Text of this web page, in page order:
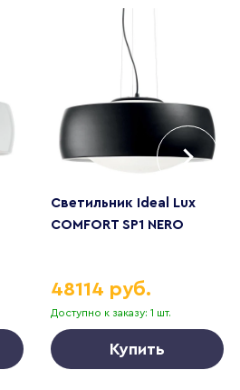
Светильник Ideal Lux
COMFORT SP1 NERO
Доступно к заказу: 1 шт.
48114 руб.
Купить